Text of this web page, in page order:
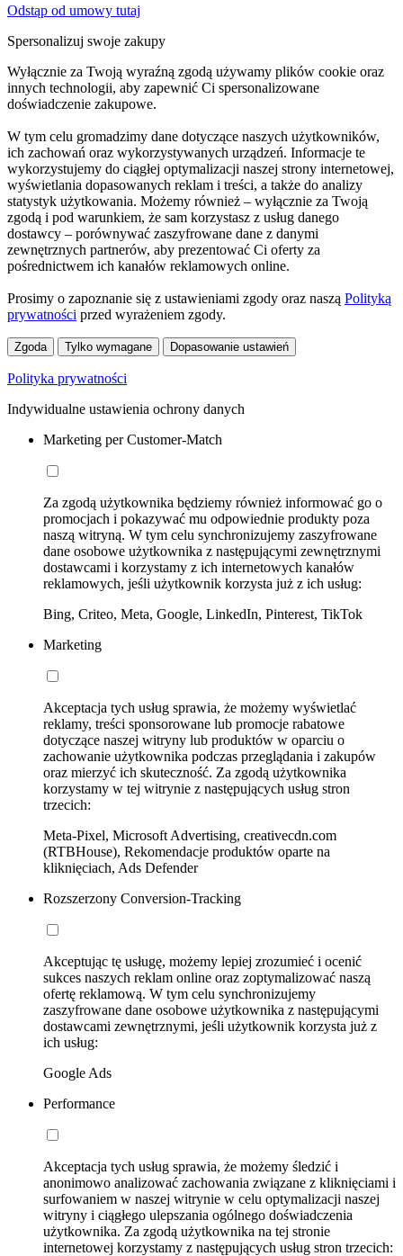
Odstąp od umowy tutaj
Spersonalizuj swoje zakupy
Wyłącznie za Twoją wyraźną zgodą używamy plików cookie oraz
innych technologii, aby zapewnić Ci spersonalizowane
doświadczenie zakupowe.
W tym celu gromadzimy dane dotyczące naszych użytkowników,
ich zachowań oraz wykorzystywanych urządzeń. Informacje te
wykorzystujemy do ciągłej optymalizacji naszej strony internetowej,
wyświetlania dopasowanych reklam i treści, a także do analizy
statystyk użytkowania. Możemy również – wyłącznie za Twoją
zgodą i pod warunkiem, że sam korzystasz z usług danego
dostawcy – porównywać zaszyfrowane dane z danymi
zewnętrznych partnerów, aby prezentować Ci oferty za
pośrednictwem ich kanałów reklamowych online.
Prosimy o zapoznanie się z ustawieniami zgody oraz naszą Polityką
prywatności przed wyrażeniem zgody.
Zgoda Tylko wymagane Dopasowanie ustawień
Polityka prywatności
Indywidualne ustawienia ochrony danych
Marketing per Customer-Match
Za zgodą użytkownika będziemy również informować go o
promocjach i pokazywać mu odpowiednie produkty poza
naszą witryną. W tym celu synchronizujemy zaszyfrowane
dane osobowe użytkownika z następującymi zewnętrznymi
dostawcami i korzystamy z ich internetowych kanałów
reklamowych, jeśli użytkownik korzysta już z ich usług:
Bing, Criteo, Meta, Google, LinkedIn, Pinterest, TikTok
Marketing
Akceptacja tych usług sprawia, że możemy wyświetlać
reklamy, treści sponsorowane lub promocje rabatowe
dotyczące naszej witryny lub produktów w oparciu o
zachowanie użytkownika podczas przeglądania i zakupów
oraz mierzyć ich skuteczność. Za zgodą użytkownika
korzystamy w tej witrynie z następujących usług stron
trzecich:
Meta-Pixel, Microsoft Advertising, creativecdn.com
(RTBHouse), Rekomendacje produktów oparte na
kliknięciach, Ads Defender
Rozszerzony Conversion-Tracking
Akceptując tę usługę, możemy lepiej zrozumieć i ocenić
sukces naszych reklam online oraz zoptymalizować naszą
ofertę reklamową. W tym celu synchronizujemy
zaszyfrowane dane osobowe użytkownika z następującymi
dostawcami zewnętrznymi, jeśli użytkownik korzysta już z
ich usług:
Google Ads
Performance
Akceptacja tych usług sprawia, że możemy śledzić i
anonimowo analizować zachowania związane z kliknięciami i
surfowaniem w naszej witrynie w celu optymalizacji naszej
witryny i ciągłego ulepszania ogólnego doświadczenia
użytkownika. Za zgodą użytkownika na tej stronie
internetowej korzystamy z następujących usług stron trzecich: